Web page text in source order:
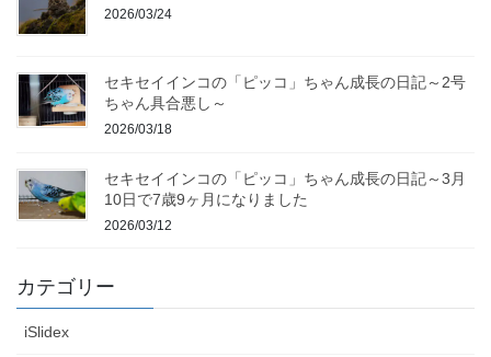
2026/03/24
セキセイインコの「ピッコ」ちゃん成長の日記～2号
ちゃん具合悪し～
2026/03/18
セキセイインコの「ピッコ」ちゃん成長の日記～3月
10日で7歳9ヶ月になりました
2026/03/12
カテゴリー
iSlidex